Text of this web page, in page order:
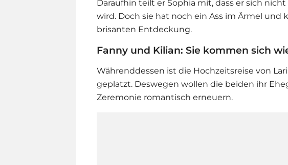
Daraufhin teilt er Sophia mit, dass er sich
wird. Doch sie hat noch ein Ass im Ärmel
brisanten Entdeckung.
Fanny und Kilian: Sie kommen sich
Währenddessen ist die Hochzeitsreise von
geplatzt. Deswegen wollen die beiden ihr
Zeremonie romantisch erneuern.